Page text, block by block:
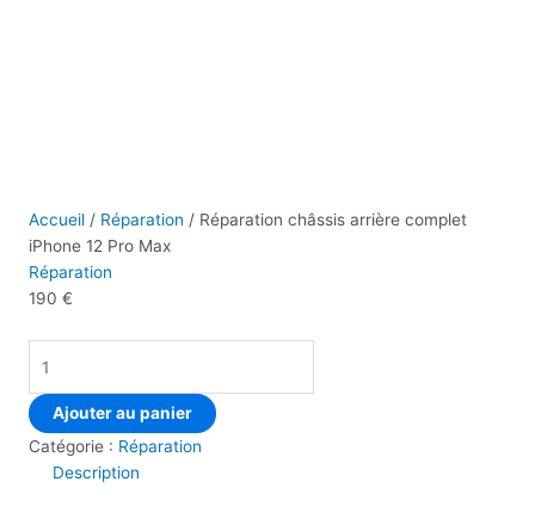
Accueil / Réparation / Réparation châssis arrière complet
iPhone 12 Pro Max
Réparation
190 €
Ajouter au panier
Catégorie : Réparation
Description